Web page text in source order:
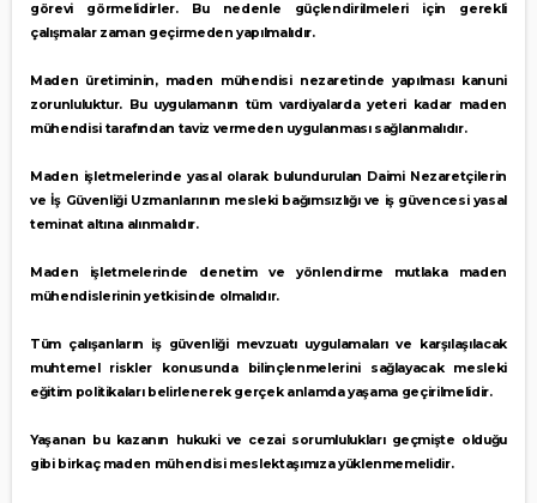
görevi görmelidirler. Bu nedenle güçlendirilmeleri için gerekli
çalışmalar zaman geçirmeden yapılmalıdır.
Maden üretiminin, maden mühendisi nezaretinde yapılması kanuni
zorunluluktur. Bu uygulamanın tüm vardiyalarda yeteri kadar maden
mühendisi tarafından taviz vermeden uygulanması sağlanmalıdır.
Maden işletmelerinde yasal olarak bulundurulan Daimi Nezaretçilerin
ve İş Güvenliği Uzmanlarının mesleki bağımsızlığı ve iş güvencesi yasal
teminat altına alınmalıdır.
Maden işletmelerinde denetim ve yönlendirme mutlaka maden
mühendislerinin yetkisinde olmalıdır.
Tüm çalışanların iş güvenliği mevzuatı uygulamaları ve karşılaşılacak
muhtemel riskler konusunda bilinçlenmelerini sağlayacak mesleki
eğitim politikaları belirlenerek gerçek anlamda yaşama geçirilmelidir.
Yaşanan bu kazanın hukuki ve cezai sorumlulukları geçmişte olduğu
gibi birkaç maden mühendisi meslektaşımıza yüklenmemelidir.